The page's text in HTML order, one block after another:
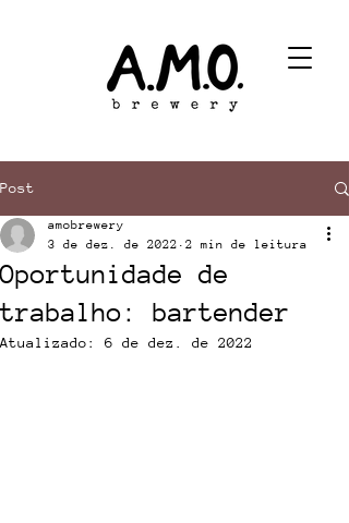
Post
Oportunidade de
trabalho: bartender
amobrewery
3 de dez. de 2022
2 min de leitura
Atualizado: 6 de dez. de 2022